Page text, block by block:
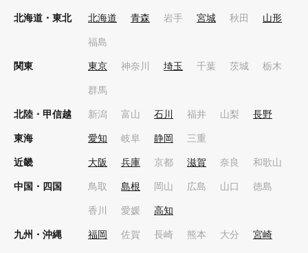
北海道・東北 北海道 青森 岩手 宮城 秋田 山形
福島
関東 東京 神奈川 埼玉 千葉 茨城 栃木
群馬
北陸・甲信越 新潟 富山 石川 福井 山梨 長野
東海 愛知 岐阜 静岡 三重
近畿 大阪 兵庫 京都 滋賀 奈良 和歌山
中国・四国 鳥取 島根 岡山 広島 山口 徳島
香川 愛媛 高知
九州・沖縄 福岡 佐賀 長崎 熊本 大分 宮崎